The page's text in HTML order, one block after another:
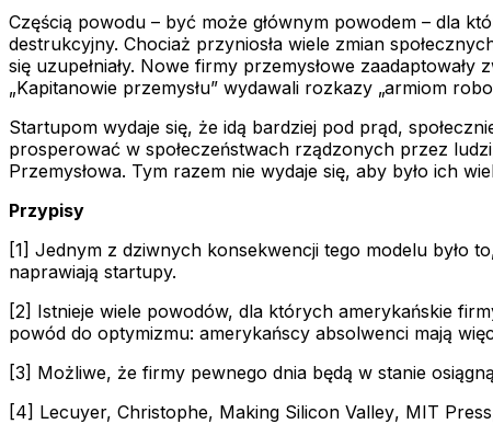
Częścią powodu – być może głównym powodem – dla
destrukcyjny. Chociaż przyniosła wiele zmian
się uzupełniały. Nowe firmy przemysłowe
„Kapitanowie przemysłu” wydawali rozkazy „armiom
Startupom wydaje się, że idą bardziej pod prąd,
prosperować w społeczeństwach rządzonych przez
Przemysłowa. Tym razem nie wydaje się, aby było ich
Przypisy
[1] Jednym z dziwnych konsekwencji tego modelu było
naprawiają startupy.
[2] Istnieje wiele powodów, dla których amerykańskie
powód do optymizmu: amerykańscy absolwenci mają
[3] Możliwe, że firmy pewnego dnia będą w stanie
[4] Lecuyer, Christophe, Making Silicon Valley, MIT